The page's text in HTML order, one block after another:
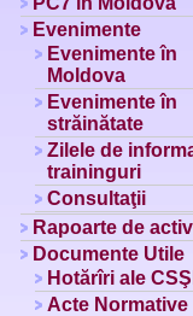
Evenimente
Evenimente în
Moldova
Evenimente în
străinătate
Zilele de
traininguri
Consultaţii
Rapoarte de
Documente Utile
Hotărîri ale
Acte Normative